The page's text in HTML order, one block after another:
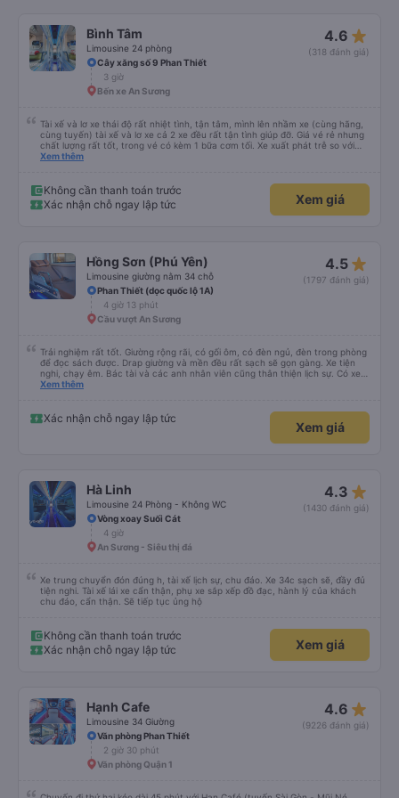
Bình Tâm
Limousine 24 phòng
4.6 star_rate
(318 đánh giá)
Cây xăng số 9 Phan Thiết
3 giờ
Bến xe An Sương
Tài xế và lơ xe thái độ rất nhiệt tình, tận tâm, mình lên nhầm xe (cùng hãng,
cùng tuyến) tài xế và lơ xe cả 2 xe đều rất tận tình giúp đỡ. Giá vé rẻ nhưng
chất lượng rất tốt, trong vé có kèm 1 bữa cơm tối. Xe xuất phát trễ so với
trên app 45p, nhưng do bão nên trời mưa rất to, có thể thông cảm được.
Xem thêm
Không cần thanh toán trước
Xác nhận chỗ ngay lập tức
Xem giá
Hồng Sơn (Phú Yên)
Limousine giường nằm 34 chỗ
4.5 star_rate
(1797 đánh giá)
Phan Thiết (dọc quốc lộ 1A)
4 giờ 13 phút
Cầu vượt An Sương
Trải nghiệm rất tốt. Giường rộng rãi, có gối ôm, có đèn ngủ, đèn trong phòng
để đọc sách được. Drap giường và mền đều rất sạch sẽ gọn gàng. Xe tiện
nghi, chạy êm. Bác tài và các anh nhân viên cũng thân thiện lịch sự. Có xe
trung chuyển về nội thành thành phố tuy hoà rất tiện. Giá vé hợp lý. Nói
Xem thêm
Xác nhận chỗ ngay lập tức
Xem giá
Hà Linh
Limousine 24 Phòng - Không WC
4.3 star_rate
(1430 đánh giá)
Vòng xoay Suối Cát
4 giờ
An Sương - Siêu thị đá
Xe trung chuyển đón đúng h, tài xế lịch sự, chu đáo. Xe 34c sạch sẽ, đầy đủ
tiện nghi. Tài xế lái xe cẩn thận, phụ xe sắp xếp đồ đạc, hành lý của khách
chu đáo, cẩn thận. Sẽ tiếp tục ủng hộ
Không cần thanh toán trước
Xác nhận chỗ ngay lập tức
Xem giá
Hạnh Cafe
Limousine 34 Giường
4.6 star_rate
(9226 đánh giá)
Văn phòng Phan Thiết
2 giờ 30 phút
Văn phòng Quận 1